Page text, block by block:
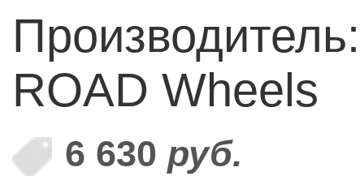
ROAD Wheels
6 630 руб.